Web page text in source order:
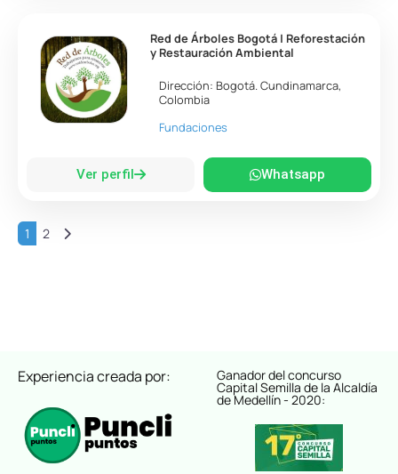
Red de Árboles Bogotá | Reforestación
y Restauración Ambiental
Dirección: Bogotá.Cundinamarca,
Colombia
Fundaciones
Ver perfil Whatsapp
1 2 Entradas anteriores
Experiencia creada por: Ganador del concurso
Capital Semilla de la Alcaldía
de Medellín - 2020: